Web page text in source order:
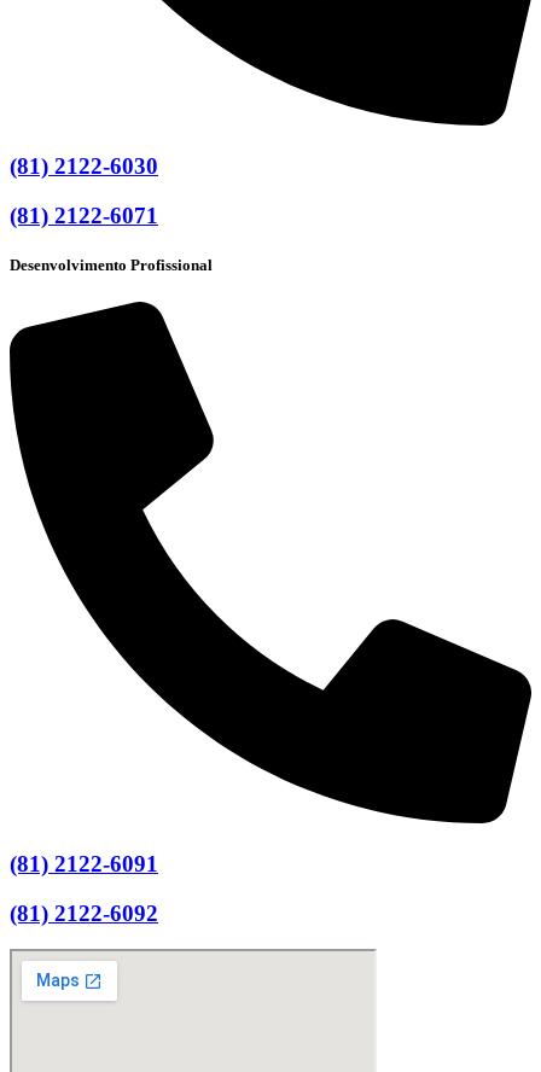
(81) 2122-6030
(81) 2122-6071
Desenvolvimento Profissional
(81) 2122-6091
(81) 2122-6092